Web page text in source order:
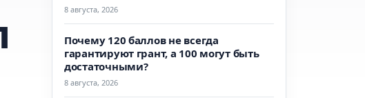
8 августа, 2026
Почему 120 баллов не всегда
гарантируют грант, а 100 могут быть
достаточными?
8 августа, 2026